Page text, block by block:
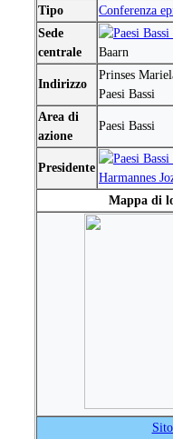
Tipo
Conferenza
Sede
centrale
Baarn
Indirizzo
Prinses
Paesi Bassi
Area di
azione
Paesi Bassi
Presidente
Harmannes
Mappa di